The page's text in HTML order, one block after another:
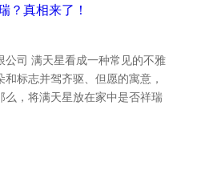
？真相来了！
公司 满天星看成一种常见的不雅
标志并驾齐驱、但愿的寓意，
么，将满天星放在家中是否祥瑞